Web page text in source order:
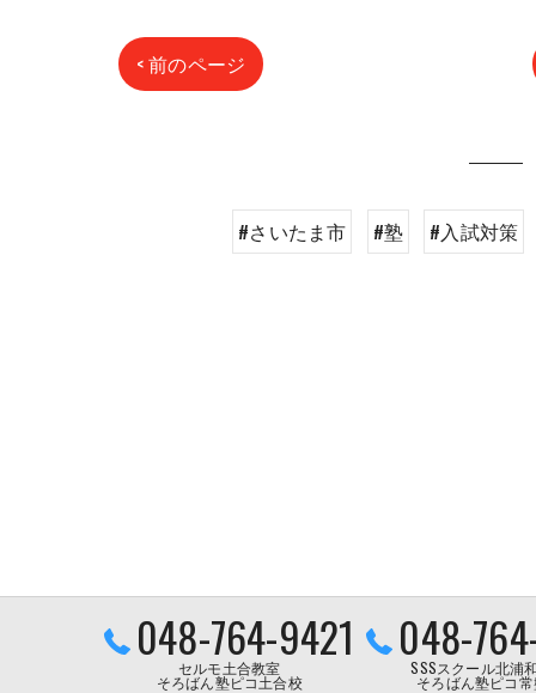
< 前のページ
#さいたま市 #塾 #入試対策
048-764-9421
セルモ土合教室
そろばん塾ピコ土合校
048-
SSSスクール北浦
そろばん塾ピコ